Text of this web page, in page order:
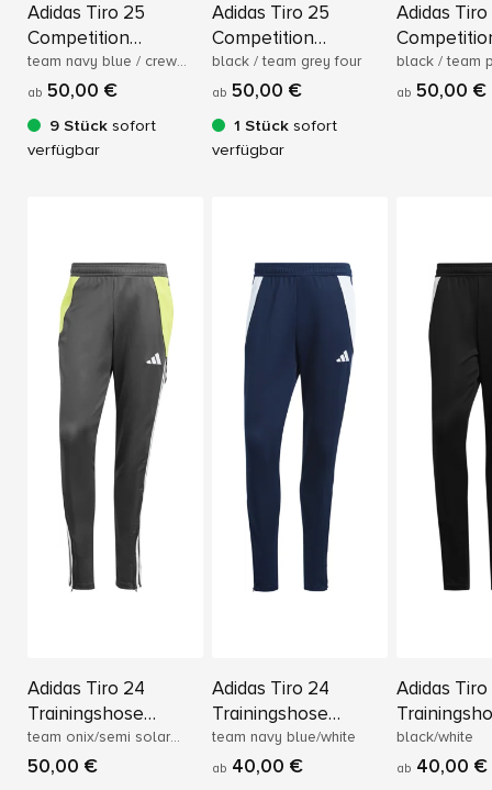
Adidas Tiro 25
Competition
Trainingshose
team navy blue / crew
blue
ab 50,00 €
9 Stück sofort
verfügbar
Adidas Tiro 25
Competition
Trainingshose
black / team grey four
ab 50,00 €
1 Stück sofort
verfügbar
Adidas
black / team
ab 50,00 €
Adidas Tiro 24
Trainingshose
Regular
team onix/semi solar
yellow
50,00 €
Adidas Tiro 24
Trainingshose
Regular
team navy blue/white
ab 40,00 €
Adidas
Regular
black/white
ab 40,00 €